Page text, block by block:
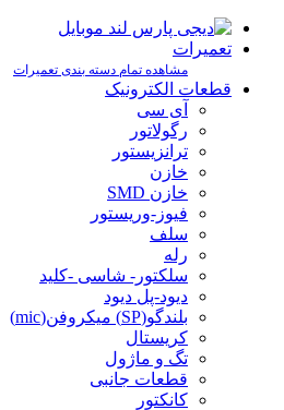
تعمیرات
مشاهده تمام دسته بندی تعمیرات
قطعات الکترونیک
آی سی
رگولاتور
ترانزیستور
خازن
خازن SMD
فیوز-وریستور
سلف
رله
سلکتور- شاسی -کلید
دیود-پل دیود
بلندگو(SP) میکروفن(mic)
کریستال
تگ و ماژول
قطعات جانبی
کانکتور